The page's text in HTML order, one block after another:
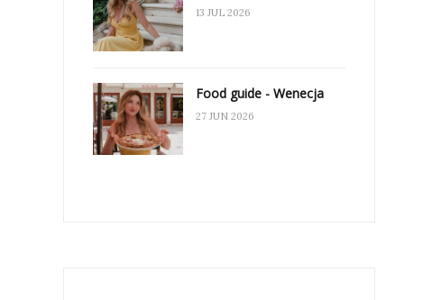
13 JUL 2026
Food guide - Wenecja
27 JUN 2026